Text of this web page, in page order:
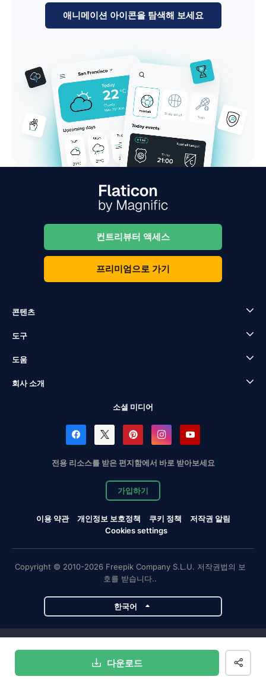
다운로드
애니메이션 아이콘을 탐색해 보세요
컨트리뷰터 액세스
프리미엄으로 가기
콘텐츠
도구
도움
회사 소개
소셜 미디어
전용 리소스를 받은 편지함에서 바로 받아보세요
가입하기
이용 약관 개인정보 보호정책 쿠키 정책
저작권 알림
Cookies settings
Copyright © 2010-2026 Freepik Company S.L.U. 저작권법의 보
호를 받습니다..
한국어
Magnific Flaticon